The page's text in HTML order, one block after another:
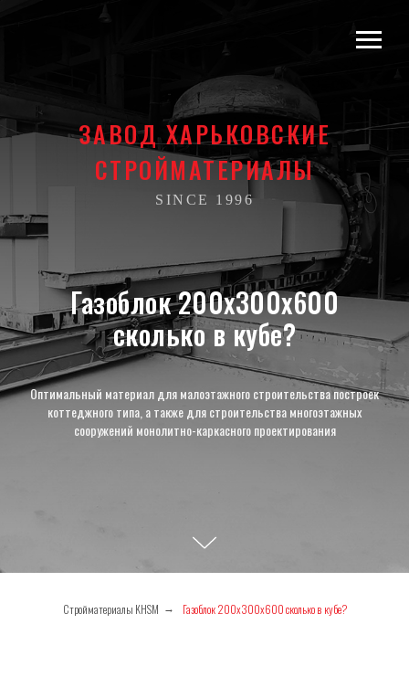
ЗАВОД ХАРЬКОВСКИЕ
СТРОЙМАТЕРИАЛЫ
SINCE 1996
Газоблок 200х300х600
сколько в кубе?
Оптимальный материал для малоэтажного строительства построек
коттеджного типа, а также для строительства многоэтажных
сооружений монолитно-каркасного проектирования
Стройматериалы KHSM → Газоблок 200х300х600 сколько в кубе?